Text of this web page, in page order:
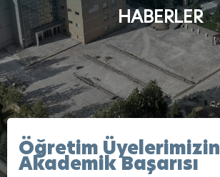
HABERLER
Öğretim Üyelerimizin
Akademik Başarısı